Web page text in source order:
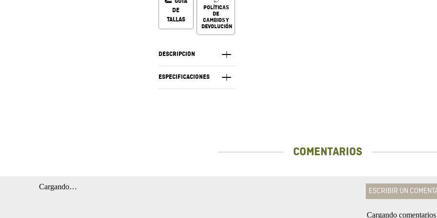
DE
TALLAS
POLÍTICAS
DE
CAMBIOS Y
DEVOLUCIÓN
DESCRIPCIÓN
ESPECIFICACIONES
COMENTARIOS
Cargando… ESCRIBIR UN
Cargando